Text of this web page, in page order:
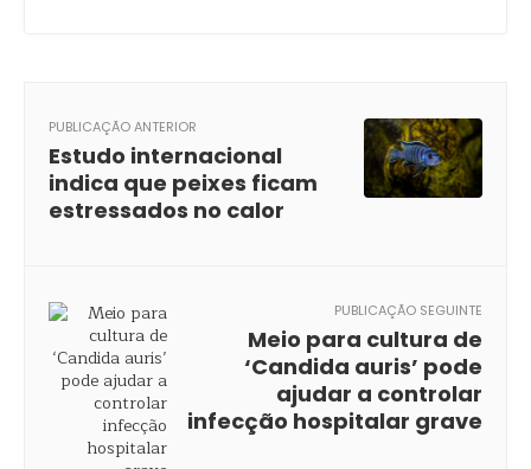
PUBLICAÇÃO ANTERIOR
Estudo internacional
indica que peixes ficam
estressados no calor
PUBLICAÇÃO SEGUINTE
Meio para cultura de
‘Candida auris’ pode
ajudar a controlar
infecção hospitalar grave